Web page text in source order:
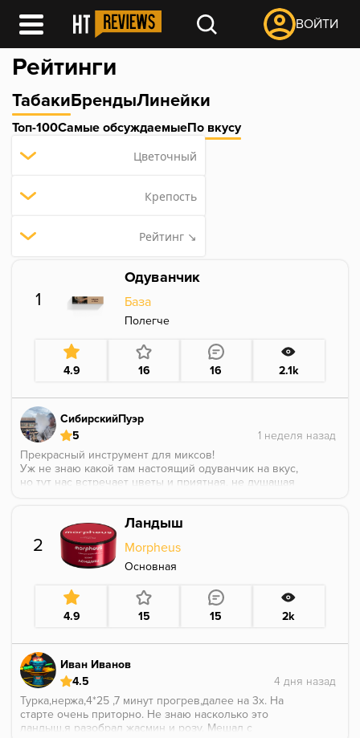
ВОЙТИ
Рейтинги
ТабакиБрендыЛинейки
Топ-100Самые обсуждаемыеПо вкусу
Цветочный
Крепость
Рейтинг ↘
1
Одуванчик
База
Полегче
4.9 16 16 2.1k
СибирскийПуэр
5
Прекрасный инструмент для миксов!
Уж не знаю какой там настоящий одуванчик на вкус,
но тут нас встречает цветы и приятная, не душащая
однозначно да.
2
Ландыш
Morpheus
Основная
4.9 15 15 2k
Иван Иванов
4.5
Турка,нержа,4*25 ,7 минут прогрев,далее на 3х. На
старте очень приторно. Не знаю насколько это
ландыш,я разобрал жасмин и розу. Мешал с